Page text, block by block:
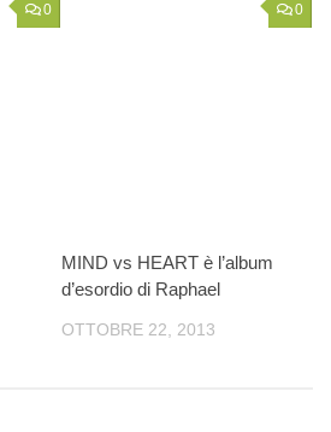
0 0
MIND vs HEART è l’album
d’esordio di Raphael
OTTOBRE 22, 2013